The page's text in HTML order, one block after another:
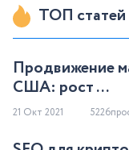
ТОП статей
Продвижение
США: рост ...
21 Окт 2021